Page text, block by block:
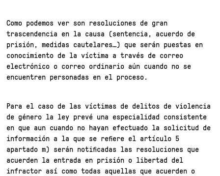
Como podemos ver son resoluciones de gran
trascendencia en la causa (sentencia, acuerdo de
prisión, medidas cautelares…) que serán puestas en
conocimiento de la víctima a través de correo
electrónico o correo ordinario aún cuando no se
encuentren personadas en el proceso.
Para el caso de las víctimas de delitos de violencia
de género la ley prevé una especialidad consistente
en que aun cuando no hayan efectuado la solicitud de
información a la que se refiere el artículo 5
apartado m) serán notificadas las resoluciones que
acuerden la entrada en prisión o libertad del
infractor así como todas aquellas que acuerden o